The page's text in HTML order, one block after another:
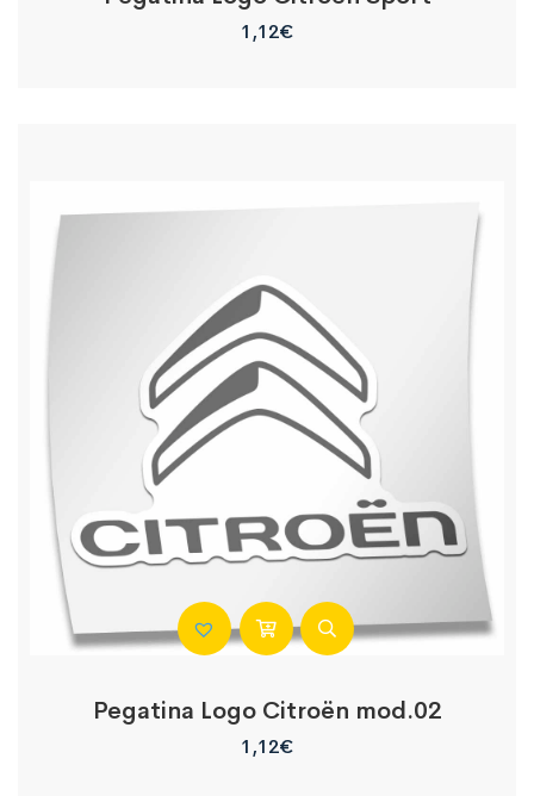
1,12€
Pegatina Logo Citroën mod.02
1,12€